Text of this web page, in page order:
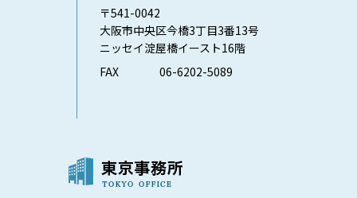
〒541-0042
大阪市中央区今橋3丁目3番13号
ニッセイ淀屋橋イースト16階
FAX
06-6202-5089